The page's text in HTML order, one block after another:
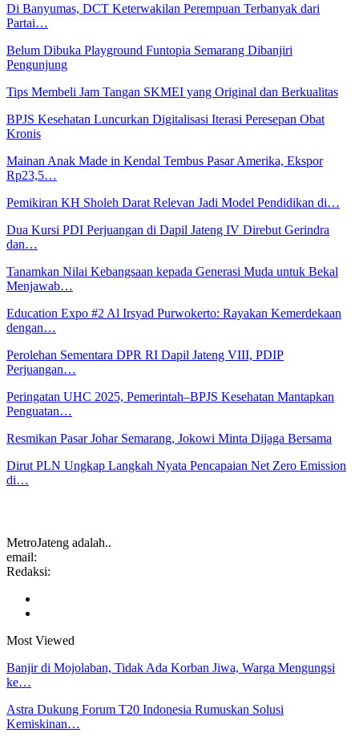
Di Banyumas, DCT Keterwakilan Perempuan Terbanyak dari
Partai…
Belum Dibuka Playground Funtopia Semarang Dibanjiri
Pengunjung
Tips Membeli Jam Tangan SKMEI yang Original dan Berkualitas
BPJS Kesehatan Luncurkan Digitalisasi Iterasi Peresepan Obat
Kronis
Mainan Anak Made in Kendal Tembus Pasar Amerika, Ekspor
Rp23,5…
Pemikiran KH Sholeh Darat Relevan Jadi Model Pendidikan di…
Dua Kursi PDI Perjuangan di Dapil Jateng IV Direbut Gerindra
dan…
Tanamkan Nilai Kebangsaan kepada Generasi Muda untuk Bekal
Menjawab…
Education Expo #2 Al Irsyad Purwokerto: Rayakan Kemerdekaan
dengan…
Perolehan Sementara DPR RI Dapil Jateng VIII, PDIP
Perjuangan…
Peringatan UHC 2025, Pemerintah–BPJS Kesehatan Mantapkan
Penguatan…
Resmikan Pasar Johar Semarang, Jokowi Minta Dijaga Bersama
Dirut PLN Ungkap Langkah Nyata Pencapaian Net Zero Emission
di…
MetroJateng adalah..
email:
Redaksi:
Most Viewed
Banjir di Mojolaban, Tidak Ada Korban Jiwa, Warga Mengungsi
ke…
Astra Dukung Forum T20 Indonesia Rumuskan Solusi
Kemiskinan…